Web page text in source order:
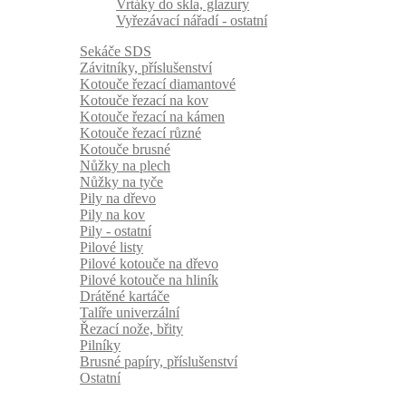
Vrtáky do skla, glazury
Vyřezávací nářadí - ostatní
Sekáče SDS
Závitníky, příslušenství
Kotouče řezací diamantové
Kotouče řezací na kov
Kotouče řezací na kámen
Kotouče řezací různé
Kotouče brusné
Nůžky na plech
Nůžky na tyče
Pily na dřevo
Pily na kov
Pily - ostatní
Pilové listy
Pilové kotouče na dřevo
Pilové kotouče na hliník
Drátěné kartáče
Talíře univerzální
Řezací nože, břity
Pilníky
Brusné papíry, příslušenství
Ostatní